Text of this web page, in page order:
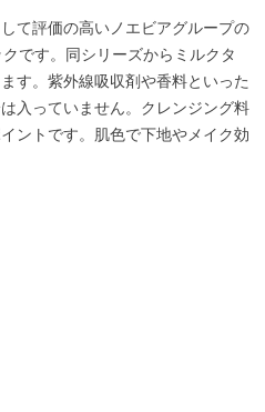
て評価の高いノエビアグループの
です。同シリーズからミルクタ
す。紫外線吸収剤や香料といった
入っていません。クレンジング料
ントです。肌色で下地やメイク効